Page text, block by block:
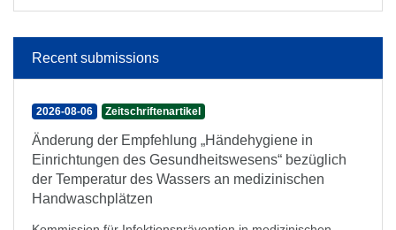
Recent submissions
2026-08-06 Zeitschriftenartikel
Änderung der Empfehlung „Händehygiene in
Einrichtungen des Gesundheitswesens“ bezüglich
der Temperatur des Wassers an medizinischen
Handwaschplätzen